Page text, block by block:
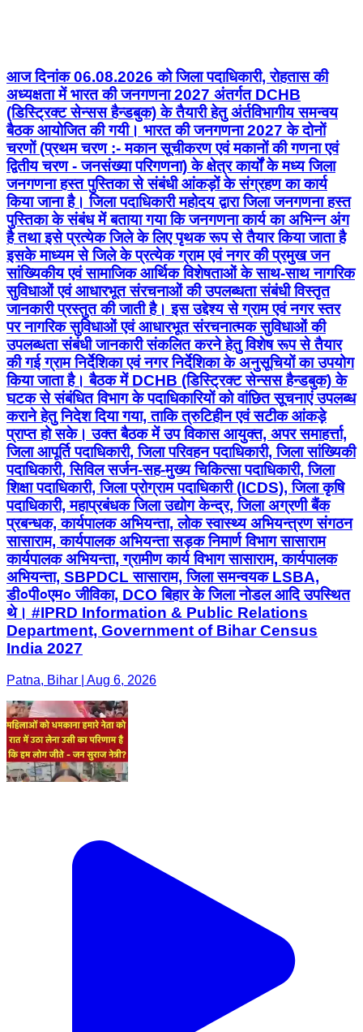
आज दिनांक 06.08.2026 को जिला पदाधिकारी, रोहतास की
अध्यक्षता में भारत की जनगणना 2027 अंतर्गत DCHB
(डिस्ट्रिक्ट सेन्सस हैन्डबुक) के तैयारी हेतु अंर्तविभागीय समन्वय
बैठक आयोजित की गयी। भारत की जनगणना 2027 के दोनों
चरणों (प्रथम चरण :- मकान सूचीकरण एवं मकानों की गणना एवं
द्वितीय चरण - जनसंख्या परिगणना) के क्षेत्र कार्यों के मध्य जिला
जनगणना हस्त पुस्तिका से संबंधी आंकड़ों के संग्रहण का कार्य
किया जाना है। जिला पदाधिकारी महोदय द्वारा जिला जनगणना हस्त
पुस्तिका के संबंध में बताया गया कि जनगणना कार्य का अभिन्न अंग
है तथा इसे प्रत्येक जिले के लिए पृथक रूप से तैयार किया जाता है
इसके माध्यम से जिले के प्रत्येक ग्राम एवं नगर की प्रमुख जन
सांख्यिकीय एवं सामाजिक आर्थिक विशेषताओं के साथ-साथ नागरिक
सुविधाओं एवं आधारभूत संरचनाओं की उपलब्धता संबंधी विस्तृत
जानकारी प्रस्तुत की जाती है। इस उद्देश्य से ग्राम एवं नगर स्तर
पर नागरिक सुविधाओं एवं आधारभूत संरचनात्मक सुविधाओं की
उपलब्धता संबंधी जानकारी संकलित करने हेतु विशेष रूप से तैयार
की गई ग्राम निर्देशिका एवं नगर निर्देशिका के अनुसूचियों का उपयोग
किया जाता है। बैठक में DCHB (डिस्ट्रिक्ट सेन्सस हैन्डबुक) के
घटक से संबंधित विभाग के पदाधिकारियों को वांछित सूचनाएं उपलब्ध
कराने हेतु निदेश दिया गया, ताकि त्रुटिहीन एवं सटीक आंकड़े
प्राप्त हो सके। उक्त बैठक में उप विकास आयुक्त, अपर समाहर्त्ता,
जिला आपूर्ति पदाधिकारी, जिला परिवहन पदाधिकारी, जिला सांख्यिकी
पदाधिकारी, सिविल सर्जन-सह-मुख्य चिकित्सा पदाधिकारी, जिला
शिक्षा पदाधिकारी, जिला प्रोग्राम पदाधिकारी (ICDS), जिला कृषि
पदाधिकारी, महाप्रबंधक जिला उद्योग केन्द्र, जिला अग्रणी बैंक
प्रबन्धक, कार्यपालक अभियन्ता, लोक स्वास्थ्य अभियन्त्रण संगठन
सासाराम, कार्यपालक अभियन्ता सड़क निमार्ण विभाग सासाराम
कार्यपालक अभियन्ता, ग्रामीण कार्य विभाग सासाराम, कार्यपालक
अभियन्ता, SBPDCL सासाराम, जिला समन्वयक LSBA,
डी०पी०एम० जीविका, DCO बिहार के जिला नोडल आदि उपस्थित
थे। #IPRD Information & Public Relations
Department, Government of Bihar Census
India 2027
Patna, Bihar | Aug 6, 2026